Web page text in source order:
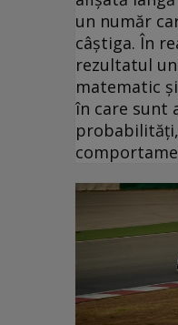
un număr
câștiga. În
rezultatul
matematic
în care sunt